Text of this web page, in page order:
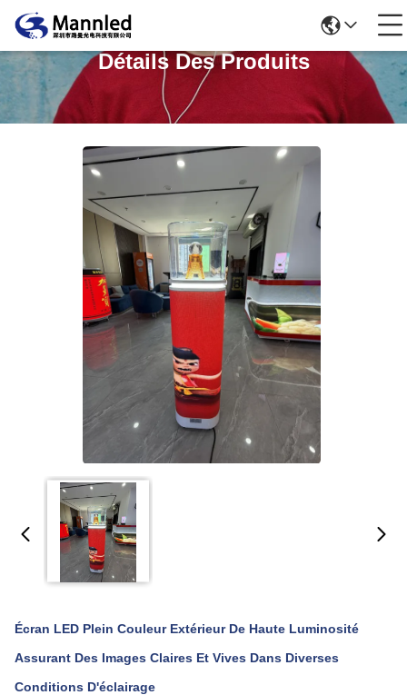
Détails Des Produits
Écran LED Plein Couleur Extérieur De Haute Luminosité
Assurant Des Images Claires Et Vives Dans Diverses
Conditions D'éclairage